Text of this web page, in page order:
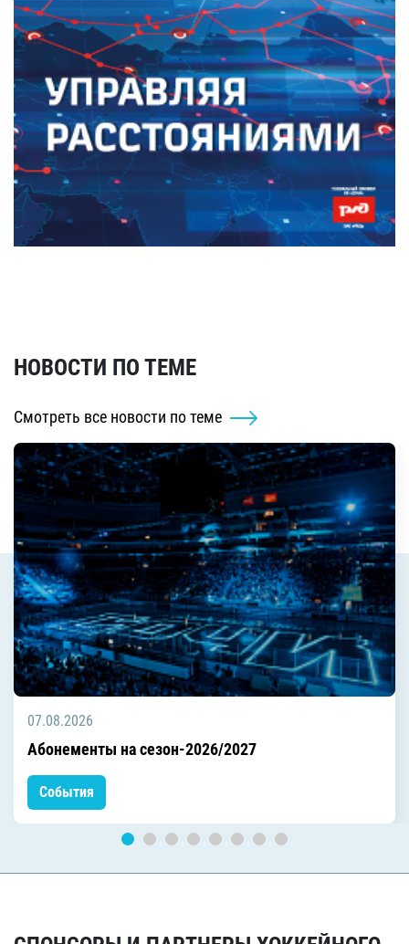
НОВОСТИ ПО ТЕМЕ
Смотреть все новости по теме
07.08.2026
Абонементы на сезон-2026/2027
События